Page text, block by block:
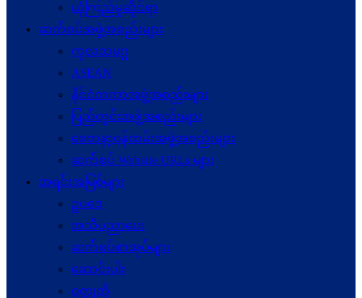
ယုံကြည်မှုဆိုင်ရာ
ဆက်စပ်အဖွဲ့အစည်းများ
ကုလသမဂ္ဂ
ASEAN
နိုင်ငံတကာအဖွဲ့အစည်းများ
ပြည်တွင်းအဖွဲ့အစည်းများ
စေတနာ့ဝန်ထမ်းအဖွဲ့အစည်းများ
ဆက်စပ် Website URLs များ
အရင်းအမြစ်များ
ဥပဒေ
အသိပညာပေး
ဆက်စပ်စာအုပ်များ
ဆောင်းပါး
ဝတ္ထုတို